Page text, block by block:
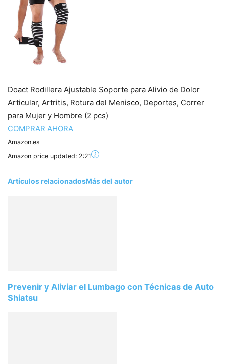
Doact Rodillera Ajustable Soporte para Alivio de Dolor
Articular, Artritis, Rotura del Menisco, Deportes, Correr
para Mujer y Hombre (2 pcs)
COMPRAR AHORA
Amazon.es
Amazon price updated: 2:21
Artículos relacionadosMás del autor
Prevenir y Aliviar el Lumbago con Técnicas de Auto
Shiatsu